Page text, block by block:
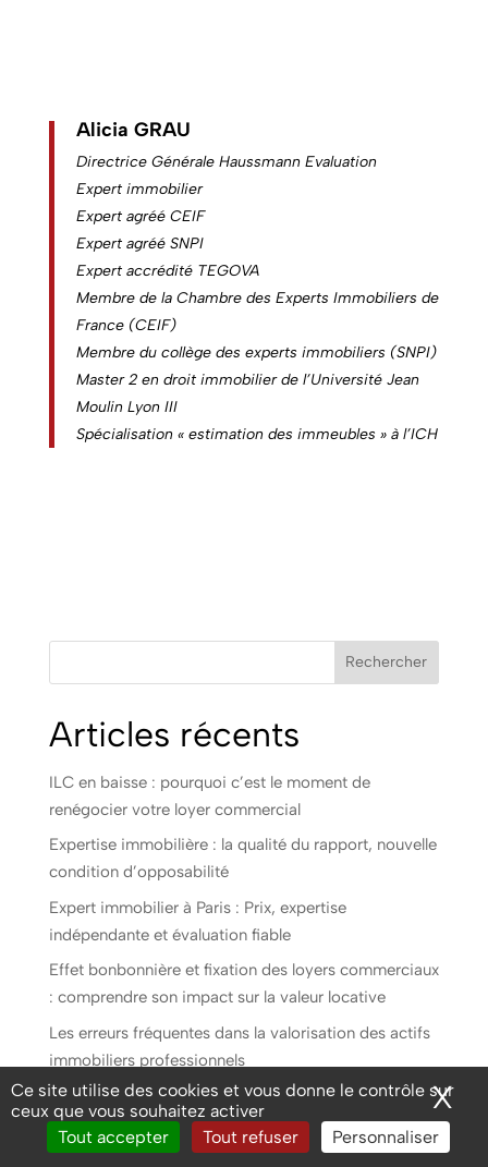
Ce site utilise des cookies et vous donne le contrôle sur
ceux que vous souhaitez activer
Tout accepter
Tout refuser Personnaliser
X
Alicia GRAU
Directrice Générale Haussmann Evaluation
Expert immobilier
Expert agréé CEIF
Expert agréé SNPI
Expert accrédité TEGOVA
Membre de la Chambre des Experts Immobiliers de
France (CEIF)
Membre du collège des experts immobiliers (SNPI)
Master 2 en droit immobilier de l’Université Jean
Moulin Lyon III
Spécialisation « estimation des immeubles » à l’ICH
Rechercher
Articles récents
ILC en baisse : pourquoi c’est le moment de
renégocier votre loyer commercial
Expertise immobilière : la qualité du rapport, nouvelle
condition d’opposabilité
Expert immobilier à Paris : Prix, expertise
indépendante et évaluation fiable
Effet bonbonnière et fixation des loyers commerciaux
: comprendre son impact sur la valeur locative
Les erreurs fréquentes dans la valorisation des actifs
immobiliers professionnels
Comment déterminer la valeur d’un actif immobilier
professionnel en 2026 ?
Expertise immobilière à Paris : évaluation de parties